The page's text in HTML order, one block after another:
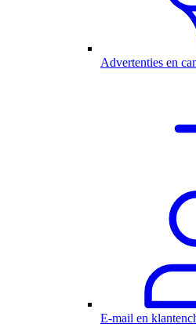
Advertenties en
E-mail en